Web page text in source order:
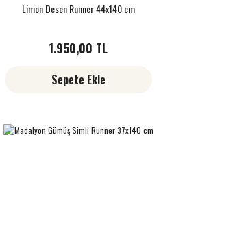
Limon Desen Runner 44x140 cm
1.950,00 TL
Sepete Ekle